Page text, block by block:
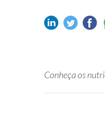
Conheça os